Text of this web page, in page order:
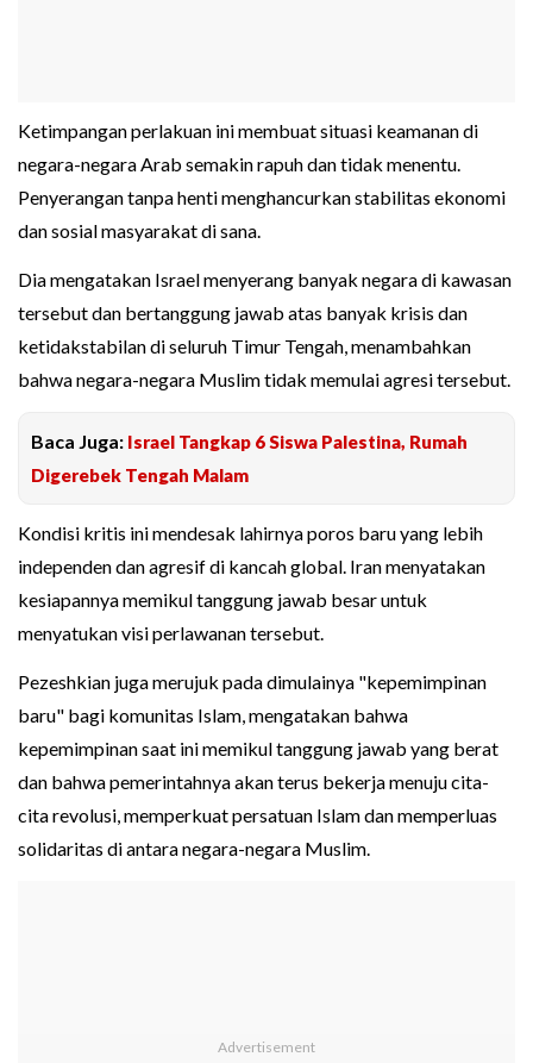
Ketimpangan perlakuan ini membuat situasi keamanan di
negara-negara Arab semakin rapuh dan tidak menentu.
Penyerangan tanpa henti menghancurkan stabilitas ekonomi
dan sosial masyarakat di sana.
Dia mengatakan Israel menyerang banyak negara di kawasan
tersebut dan bertanggung jawab atas banyak krisis dan
ketidakstabilan di seluruh Timur Tengah, menambahkan
bahwa negara-negara Muslim tidak memulai agresi tersebut.
Baca Juga: Israel Tangkap 6 Siswa Palestina, Rumah
Digerebek Tengah Malam
Kondisi kritis ini mendesak lahirnya poros baru yang lebih
independen dan agresif di kancah global. Iran menyatakan
kesiapannya memikul tanggung jawab besar untuk
menyatukan visi perlawanan tersebut.
Pezeshkian juga merujuk pada dimulainya "kepemimpinan
baru" bagi komunitas Islam, mengatakan bahwa
kepemimpinan saat ini memikul tanggung jawab yang berat
dan bahwa pemerintahnya akan terus bekerja menuju cita-
cita revolusi, memperkuat persatuan Islam dan memperluas
solidaritas di antara negara-negara Muslim.